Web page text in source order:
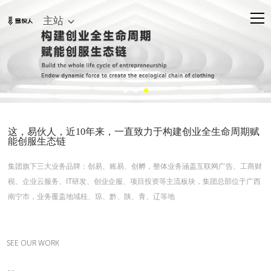
主站
这，易伙人，近10年来，一直致力于构建创业全生命周期赋
能创服生态链
集团旗下三⼤业务品牌：创易、账易、创孵，整体业务涵盖互联⽹⼴告、⼯商财
税、企业云服务、IT研发、创业企服、项目投资等主流板块，集团总部位于广西
南宁市，业务覆盖地域桂、琼、黔、陕、青、辽等地
SEE OUR WORK